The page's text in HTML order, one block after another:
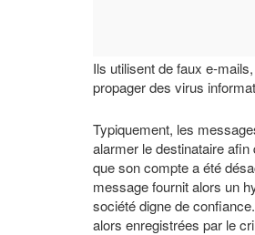
Ils utilisent de faux
propager des virus
Typiquement, les
alarmer le destinataire
que son compte a été
message fournit alors un
société digne de
alors enregistrées par le